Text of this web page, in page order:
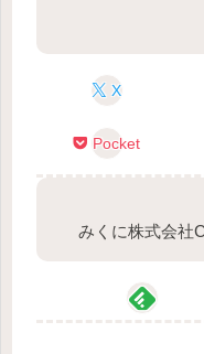
X
Pocket
みくに株式会社